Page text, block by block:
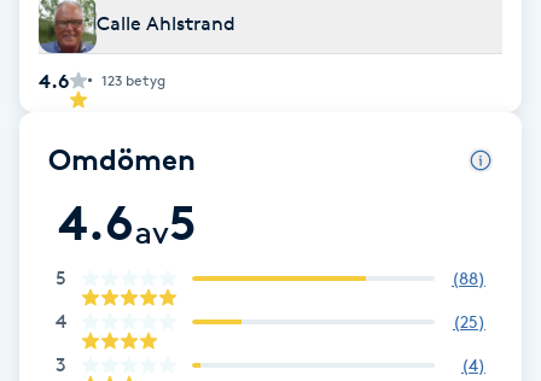
Babylights
Balayage
Bambumassage
Barber
Barnklippning
Calle Ahlstrand
4.6 123 betyg
Omdömen
4.6av5
5 (88)
4 (25)
3 (4)